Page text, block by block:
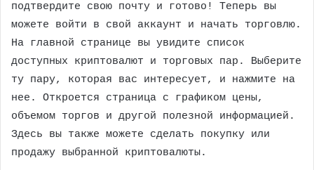
подтвердите свою почту и готово! Теперь вы
можете войти в свой аккаунт и начать торговлю.
На главной странице вы увидите список
доступных криптовалют и торговых пар. Выберите
ту пару, которая вас интересует, и нажмите на
нее. Откроется страница с графиком цены,
объемом торгов и другой полезной информацией.
Здесь вы также можете сделать покупку или
продажу выбранной криптовалюты.